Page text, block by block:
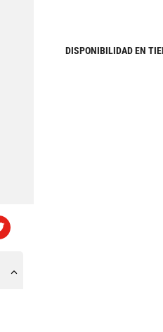
DISPONIBILIDAD EN